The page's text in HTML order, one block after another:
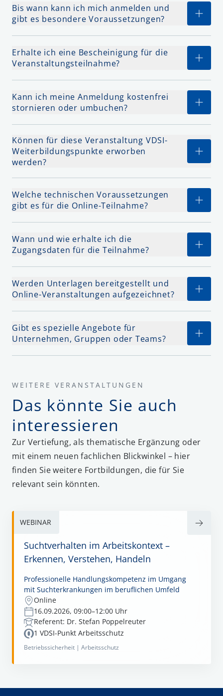
Bis wann kann ich mich anmelden und
gibt es besondere Voraussetzungen?
Erhalte ich eine Bescheinigung für die
Veranstaltungsteilnahme?
Kann ich meine Anmeldung kostenfrei
stornieren oder umbuchen?
Können für diese Veranstaltung VDSI-
Weiterbildungspunkte erworben
werden?
Welche technischen Voraussetzungen
gibt es für die Online-Teilnahme?
Wann und wie erhalte ich die
Zugangsdaten für die Teilnahme?
Werden Unterlagen bereitgestellt und
Online-Veranstaltungen aufgezeichnet?
Gibt es spezielle Angebote für
Unternehmen, Gruppen oder Teams?
WEITERE VERANSTALTUNGEN
Das könnte Sie auch
interessieren
Zur Vertiefung, als thematische Ergänzung oder
mit einem neuen fachlichen Blickwinkel – hier
finden Sie weitere Fortbildungen, die für Sie
relevant sein könnten.
WEBINAR
Suchtverhalten im Arbeitskontext –
Erkennen, Verstehen, Handeln
Professionelle Handlungskompetenz im Umgang
mit Suchterkrankungen im beruflichen Umfeld
Online
16.09.2026, 09:00–12:00 Uhr
Referent: Dr. Stefan Poppelreuter
1 VDSI-Punkt Arbeitsschutz
Betriebssicherheit | Arbeitsschutz